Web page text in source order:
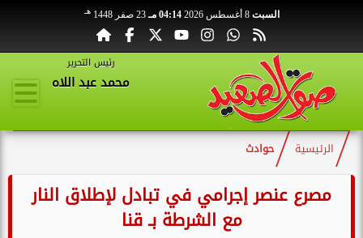
السبت 8 أغسطس 2026 04:14 مـ 23 صفر 1448 هـ
رئيس التحرير
محمد عبد اللاه
الرئيسية حوادث
مصرع عنصر إجرامي في تبادل لإطلاق النار
مع الشرطة بـ قنا